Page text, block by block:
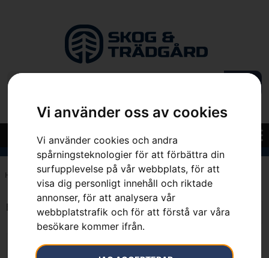
Vi använder oss av cookies
Vi använder cookies och andra
spårningsteknologier för att förbättra din
surfupplevelse på vår webbplats, för att
visa dig personligt innehåll och riktade
annonser, för att analysera vår
webbplatstrafik och för att förstå var våra
besökare kommer ifrån.
Hem 7392930684690
Endast ett sökresultat